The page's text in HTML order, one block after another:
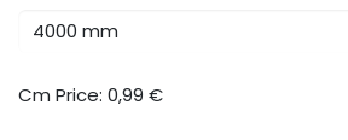
Cm Price: 0,99 €